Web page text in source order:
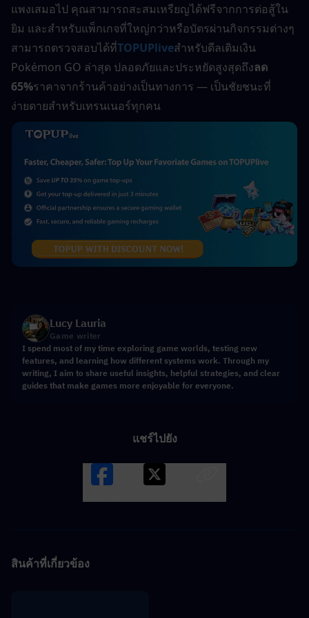
แพงเสมอไป คุณสามารถสะสมเหรียญได้ฟรีจากการต่อสู้ใน
ยิม และสำหรับแพ็กเกจที่ใหญ่กว่าหรือบัตรผ่านกิจกรรมต่างๆ
สามารถตรวจสอบได้ที่TOPUPliveสำหรับดีลเติมเงิน
Pokémon GO ล่าสุด ปลอดภัยและประหยัดสูงสุดถึงลด
65%ราคาจากร้านค้าอย่างเป็นทางการ — เป็นชัยชนะที่
ง่ายดายสำหรับเทรนเนอร์ทุกคน
Lucy Lauria
Game writer
I spend most of my time exploring game worlds, testing new
features, and learning how different systems work. Through my
writing, I aim to share useful insights, helpful strategies, and clear
guides that make games more enjoyable for everyone.
แชร์ไปยัง
สินค้าที่เกี่ยวข้อง